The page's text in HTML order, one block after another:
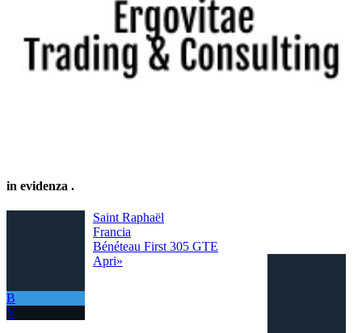
in evidenza .
B
V
Saint Raphaël
Francia
Bénéteau First 305 GTE
Apri»